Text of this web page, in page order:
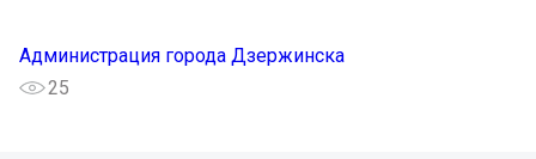
Администрация города Дзержинска
25